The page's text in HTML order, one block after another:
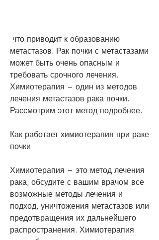
метастазов. Рак почки с метастазами
может быть очень опасным и
требовать срочного лечения.
Химиотерапия – один из методов
лечения метастазов рака почки.
Рассмотрим этот метод подробнее.
Как работает химиотерапия при раке
почки
Химиотерапия – это метод лечения
рака, обсудите с вашим врачом все
возможные методы лечения и
подход, уничтожения метастазов или
предотвращения их дальнейшего
распространения. Химиотерапия